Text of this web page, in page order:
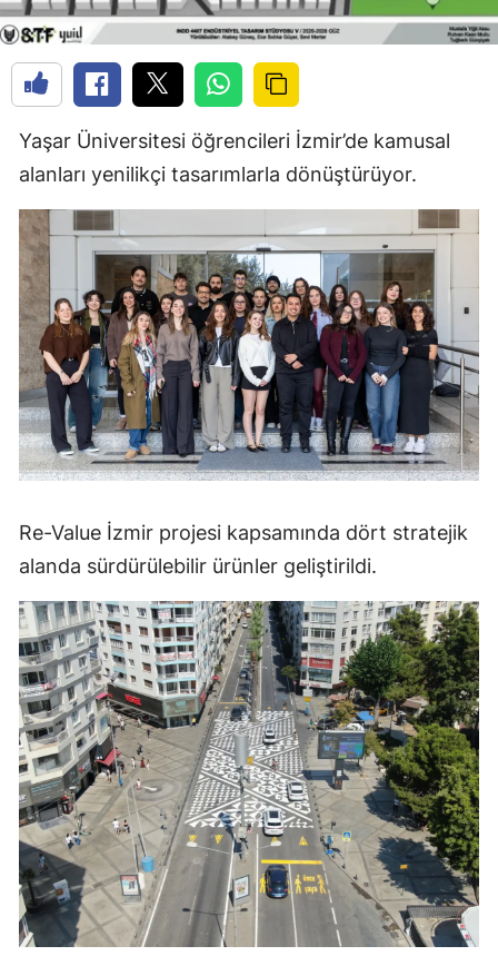
Yaşar Üniversitesi öğrencileri İzmir’de kamusal
alanları yenilikçi tasarımlarla dönüştürüyor.
Re-Value İzmir projesi kapsamında dört stratejik
alanda sürdürülebilir ürünler geliştirildi.